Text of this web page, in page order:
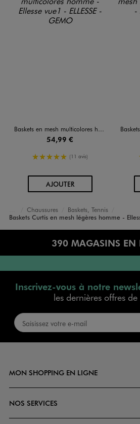
Baskets en mesh multicolores homme - Ellesse
54,99 €
5/5 de moyenne
(11 avis)
AJOUTERAU PANIER
Baskets
Accueil
Homme
Chaussures
Baskets, Tennis
Baskets Curtis en mesh légères homme -
390 MAGASINS EN
Inscrivez-vous à notre
les dernières offres
MON SHOPPING EN LIGNE
NOS SERVICES